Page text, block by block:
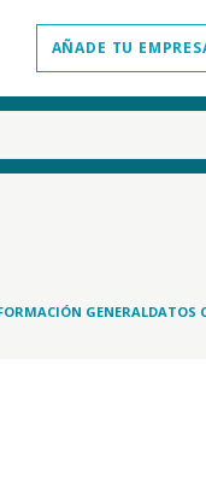
AÑADE TU
GENERALDATOS